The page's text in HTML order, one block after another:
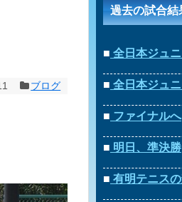
ブログ
過去の試合結
■ 全日本ジュ
■ 全日本ジュ
■ ファイナルへ
■ 明日、準決勝
■ 有明テニス